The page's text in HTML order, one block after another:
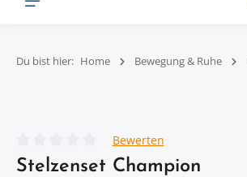
Du bist hier: Home Bewegung & Ruhe
Durchschnittliche Bewertung von 0 von 5
Bewerten
Stelzenset Champion